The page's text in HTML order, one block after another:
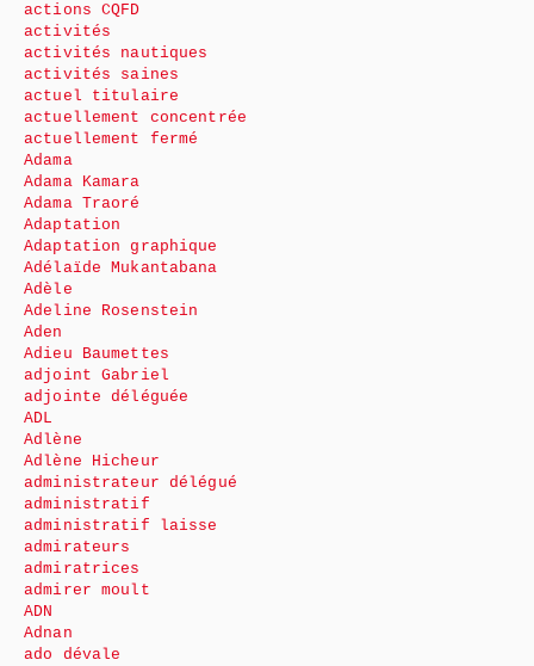
actions CQFD
activités
activités nautiques
activités saines
actuel titulaire
actuellement concentrée
actuellement fermé
Adama
Adama Kamara
Adama Traoré
Adaptation
Adaptation graphique
Adélaïde Mukantabana
Adèle
Adeline Rosenstein
Aden
Adieu Baumettes
adjoint Gabriel
adjointe déléguée
ADL
Adlène
Adlène Hicheur
administrateur délégué
administratif
administratif laisse
admirateurs
admiratrices
admirer moult
ADN
Adnan
ado dévale